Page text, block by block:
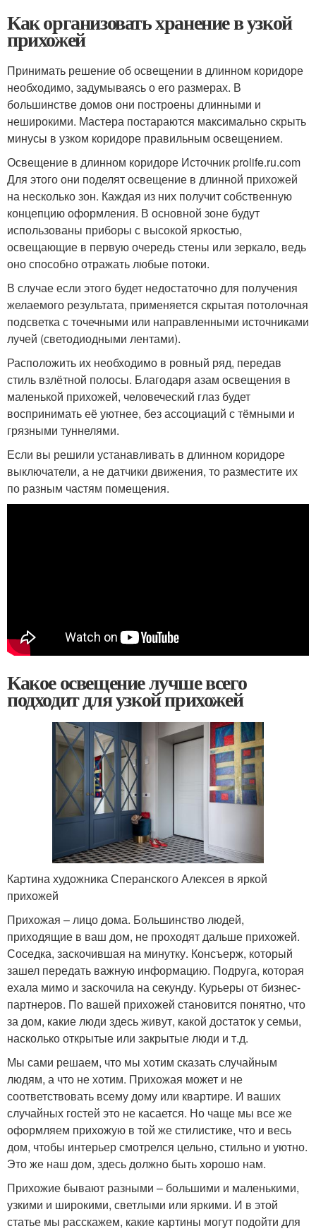
Как организовать хранение в узкой
прихожей
Принимать решение об освещении в длинном коридоре
необходимо, задумываясь о его размерах. В
большинстве домов они построены длинными и
неширокими. Мастера постараются максимально скрыть
минусы в узком коридоре правильным освещением.
Освещение в длинном коридоре Источник prolife.ru.com
Для этого они поделят освещение в длинной прихожей
на несколько зон. Каждая из них получит собственную
концепцию оформления. В основной зоне будут
использованы приборы с высокой яркостью,
освещающие в первую очередь стены или зеркало, ведь
оно способно отражать любые потоки.
В случае если этого будет недостаточно для получения
желаемого результата, применяется скрытая потолочная
подсветка с точечными или направленными источниками
лучей (светодиодными лентами).
Расположить их необходимо в ровный ряд, передав
стиль взлётной полосы. Благодаря азам освещения в
маленькой прихожей, человеческий глаз будет
воспринимать её уютнее, без ассоциаций с тёмными и
грязными туннелями.
Если вы решили устанавливать в длинном коридоре
выключатели, а не датчики движения, то разместите их
по разным частям помещения.
Какое освещение лучше всего
подходит для узкой прихожей
Картина художника Сперанского Алексея в яркой
прихожей
Прихожая – лицо дома. Большинство людей,
приходящие в ваш дом, не проходят дальше прихожей.
Соседка, заскочившая на минутку. Консъерж, который
зашел передать важную информацию. Подруга, которая
ехала мимо и заскочила на секунду. Курьеры от бизнес-
партнеров. По вашей прихожей становится понятно, что
за дом, какие люди здесь живут, какой достаток у семьи,
насколько открытые или закрытые люди и т.д.
Мы сами решаем, что мы хотим сказать случайным
людям, а что не хотим. Прихожая может и не
соответствовать всему дому или квартире. И ваших
случайных гостей это не касается. Но чаще мы все же
оформляем прихожую в той же стилистике, что и весь
дом, чтобы интерьер смотрелся цельно, стильно и уютно.
Это же наш дом, здесь должно быть хорошо нам.
Прихожие бывают разными – большими и маленькими,
узкими и широкими, светлыми или яркими. И в этой
статье мы расскажем, какие картины могут подойти для